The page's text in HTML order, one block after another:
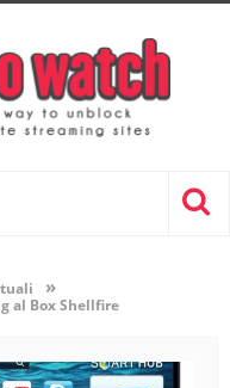
»
al Box Shellfire